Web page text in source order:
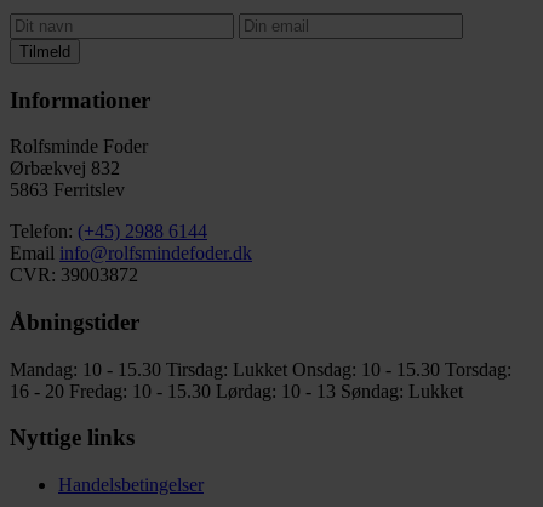
Tilmeld
Informationer
Rolfsminde Foder
Ørbækvej 832
5863 Ferritslev
Telefon: (+45) 2988 6144
Email info@rolfsmindefoder.dk
CVR: 39003872
Åbningstider
Mandag: 10 - 15.30 Tirsdag: Lukket Onsdag: 10 - 15.30 Torsdag:
16 - 20 Fredag: 10 - 15.30 Lørdag: 10 - 13 Søndag: Lukket
Nyttige links
Handelsbetingelser